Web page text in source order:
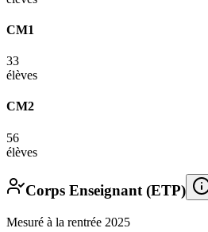
CM1
33
élèves
CM2
56
élèves
Corps Enseignant (ETP)
Mesuré à la rentrée 2025